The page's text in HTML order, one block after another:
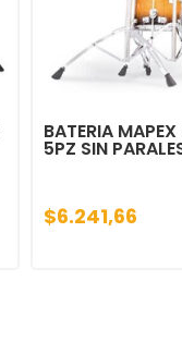
BATERIA
5PZ SIN
$6.241,66